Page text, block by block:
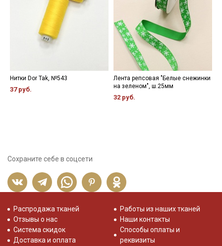
Нитки Dor Tak, №543
37 руб.
Лента репсовая "Белые снежинки
на зеленом", ш.25мм
32 руб.
Сохраните себе в соцсети
Распродажа тканей
Отзывы о нас
Система скидок
Доставка и оплата
Работы из наших тканей
Наши контакты
Способы оплаты и
реквизиты